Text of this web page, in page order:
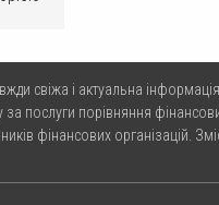
свіжа і актуальна
послуги порівняння
фінансових організацій.